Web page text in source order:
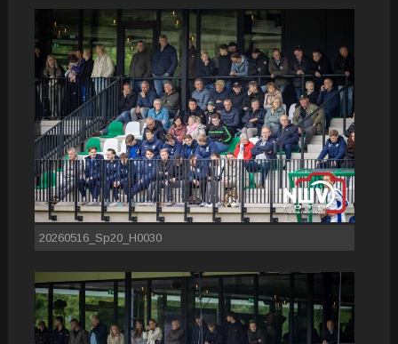
20260516_Sp20_H0030